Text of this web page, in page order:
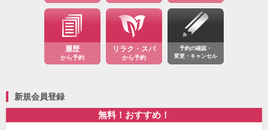
履歴
から予約
リラク・スパ
から予約
予約の確認・
変更・キャンセル
新規会員登録
無料！おすすめ！